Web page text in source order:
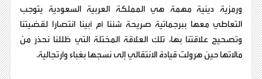
ورمزية دينية مهمة هي المملكة العربية السعودية يتوجب
التعاطي معها ببرجماتية صريحة شئنا أم أبينا انتصارا لقضيتنا
وتصحيح علاقتنا بها، تلك العلاقة المختلة التي ظللنا نحذر من
مآلاتها حين هرولت قيادة الانتقالي إلى نسجها بغباء وارتجالية.